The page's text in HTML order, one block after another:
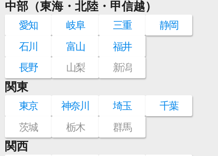
中部（東海・北陸・甲信越）
愛知 岐阜 三重
静岡
石川
富山
福井
長野
山梨 新潟
関東
東京 神奈川 埼玉
千葉
茨城
栃木 群馬
関西